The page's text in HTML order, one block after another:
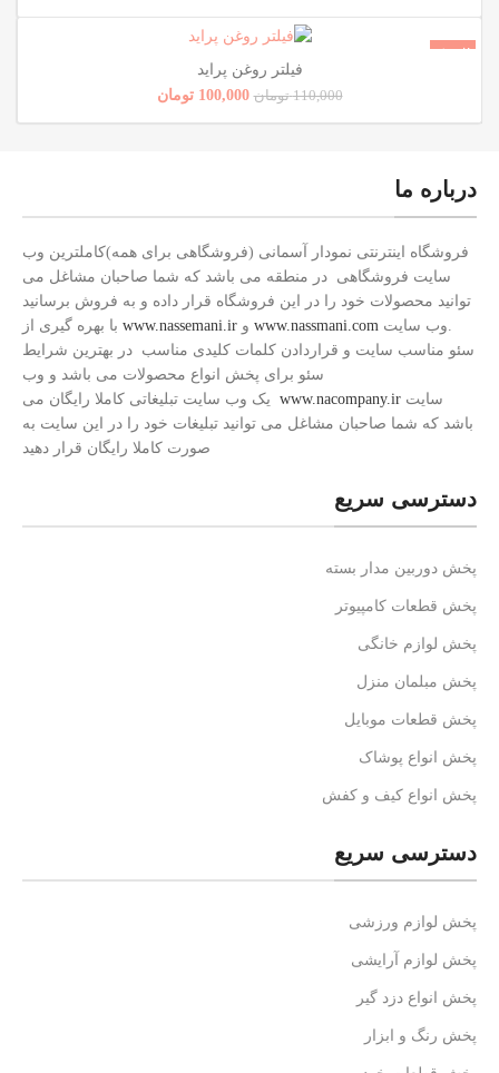
فروش!
فیلتر روغن پراید
110,000 تومان 100,000 تومان
درباره ما
فروشگاه اینترنتی نمودار آسمانی (فروشگاهی برای همه)کاملترین وب
سایت فروشگاهی در منطقه می باشد که شما صاحبان مشاغل می
توانید محصولات خود را در این فروشگاه قرار داده و به فروش برسانید
.وب سایت www.nassmani.com و www.nassemani.ir با بهره گیری از
سئو مناسب سایت و قراردادن کلمات کلیدی مناسب در بهترین شرایط
سئو برای پخش انواع محصولات می باشد و وب
سایت www.nacompany.ir یک وب سایت تبلیغاتی کاملا رایگان می
باشد که شما صاحبان مشاغل می توانید تبلیغات خود را در این سایت به
صورت کاملا رایگان قرار دهید
دسترسی سریع
پخش دوربین مدار بسته
پخش قطعات کامپیوتر
پخش لوازم خانگی
پخش مبلمان منزل
پخش قطعات موبایل
پخش انواع پوشاک
پخش انواع کیف و کفش
دسترسی سریع
پخش لوازم ورزشی
پخش لوازم آرایشی
پخش انواع دزد گیر
پخش رنگ و ابزار